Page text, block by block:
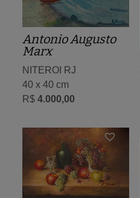
Antonio Augusto
Marx
NITEROI RJ
40 x 40 cm
R$ 4.000,00